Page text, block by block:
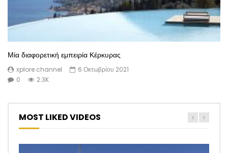
Μία διαφορετική εμπειρία Κέρκυρας
xplore channel
6 Οκτωβρίου 2021
0
2.3K
MOST LIKED VIDEOS